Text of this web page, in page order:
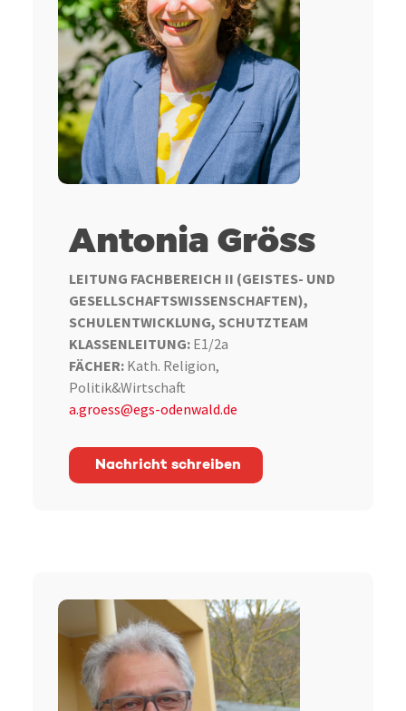
Antonia Gröss
LEITUNG FACHBEREICH II (GEISTES- UND
GESELLSCHAFTSWISSENSCHAFTEN),
SCHULENTWICKLUNG, SCHUTZTEAM
KLASSENLEITUNG:E1/2a
FÄCHER:Kath. Religion,
Politik&Wirtschaft
a.groess@egs-odenwald.de
Nachricht schreiben